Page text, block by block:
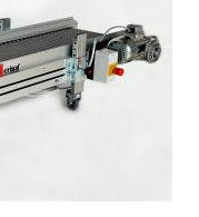
(2+2)
blau